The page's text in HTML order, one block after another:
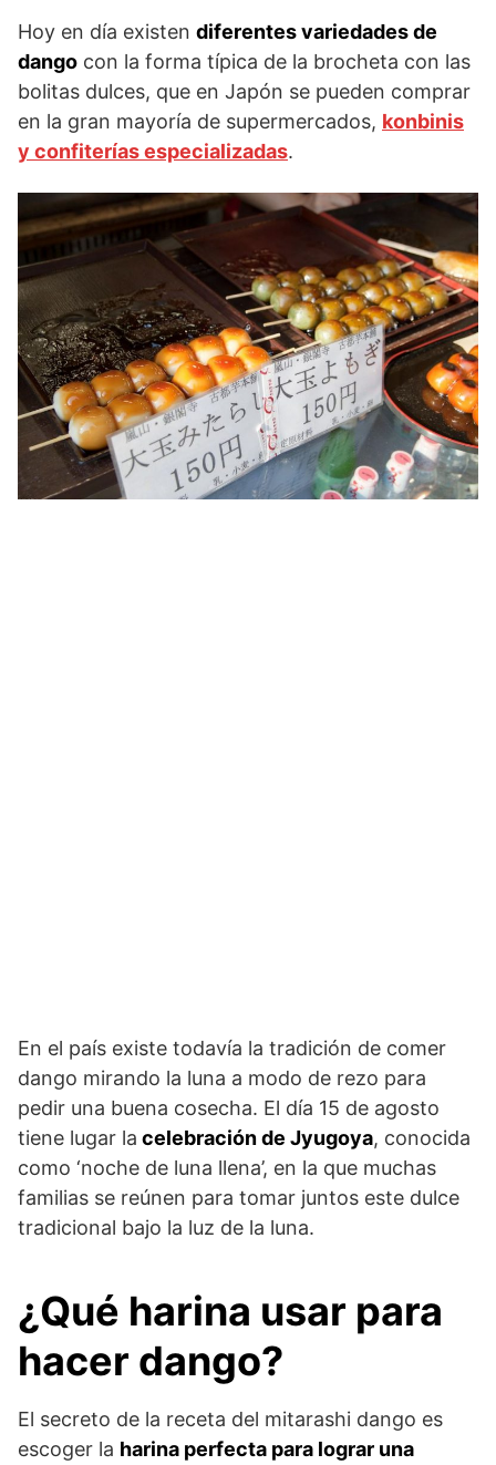
Hoy en día existen diferentes variedades de
dango con la forma típica de la brocheta con las
bolitas dulces, que en Japón se pueden comprar
en la gran mayoría de supermercados, konbinis
y confiterías especializadas.
En el país existe todavía la tradición de comer
dango mirando la luna a modo de rezo para
pedir una buena cosecha. El día 15 de agosto
tiene lugar la celebración de Jyugoya, conocida
como ‘noche de luna llena’, en la que muchas
familias se reúnen para tomar juntos este dulce
tradicional bajo la luz de la luna.
¿Qué harina usar para
hacer dango?
El secreto de la receta del mitarashi dango es
escoger la harina perfecta para lograr una